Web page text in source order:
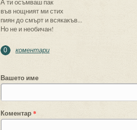
А ти осъмваш пак
във нощният ми стих
пиян до смърт и всякакъв...
Но не и необичан!
0 коментари
Вашето име
Коментар*